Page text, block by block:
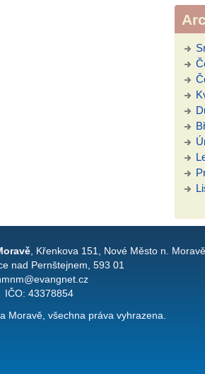
, Křenkova 151, Nové Město n.
nad Pernštejnem, 593 01
43378854
Moravě, všechna práva vyhrazena.